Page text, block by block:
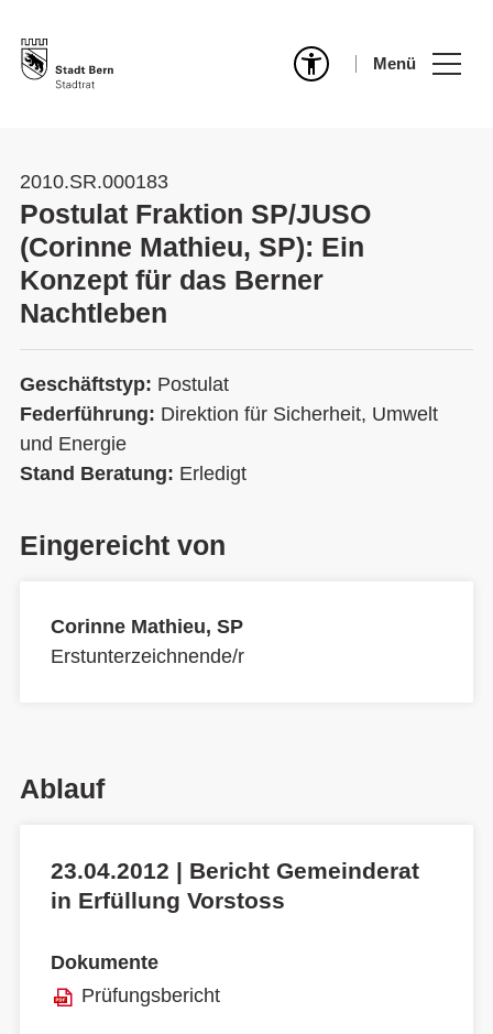
Menü
2010.SR.000183
Postulat Fraktion SP/JUSO
(Corinne Mathieu, SP): Ein
Konzept für das Berner
Nachtleben
Geschäftstyp: Postulat
Federführung: Direktion für Sicherheit, Umwelt
und Energie
Stand Beratung: Erledigt
Eingereicht von
Corinne Mathieu, SP
Erstunterzeichnende/r
Ablauf
23.04.2012 | Bericht Gemeinderat
in Erfüllung Vorstoss
Dokumente
Prüfungsbericht